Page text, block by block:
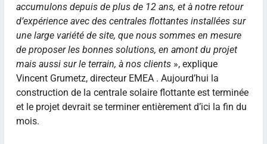
accumulons depuis de plus de 12 ans, et à notre retour
d’expérience avec des centrales flottantes installées sur
une large variété de site, que nous sommes en mesure
de proposer les bonnes solutions, en amont du projet
mais aussi sur le terrain, à nos clients», explique
Vincent Grumetz, directeur EMEA . Aujourd’hui la
construction de la centrale solaire flottante est terminée
et le projet devrait se terminer entièrement d’ici la fin du
mois.